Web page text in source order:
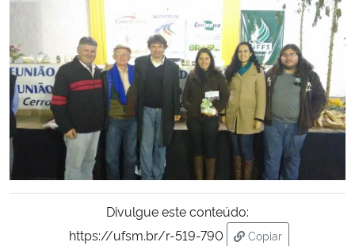
Ministério da Mulher, da Família e dos Direitos Humanos
Secretaria-Geral
Secretaria de Governo
Gabinete de Segurança Institucional
Advocacia-Geral da União
Banco Central do Brasil
Divulgue este conteúdo:
https://ufsm.br/r-519-790
Copiar